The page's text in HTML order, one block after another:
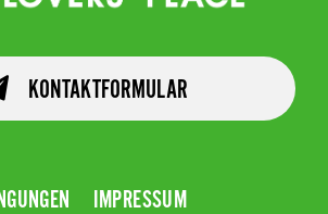
KONTAKTFORMULAR
IMPRESSUM